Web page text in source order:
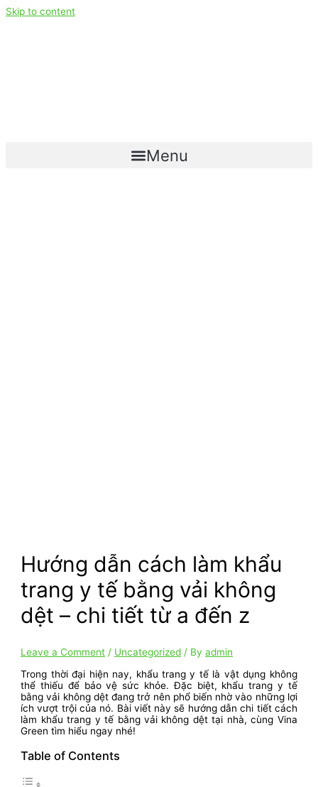
Skip to content
Menu
Hướng dẫn cách làm khẩu
trang y tế bằng vải không
dệt – chi tiết từ a đến z
Leave a Comment / Uncategorized / Byadmin
Trong thời đại hiện nay, khẩu trang y tế là vật dụng không
thể thiếu để bảo vệ sức khỏe. Đặc biệt, khẩu trang y tế
bằng vải không dệt đang trở nên phổ biến nhờ vào những lợi
ích vượt trội của nó. Bài viết này sẽ hướng dẫn chi tiết cách
làm khẩu trang y tế bằng vải không dệt tại nhà, cùng Vina
Green tìm hiểu ngay nhé!
Table of Contents